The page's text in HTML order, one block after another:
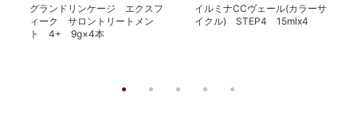
グランドリンケージ エクスフ
ィーク サロントリートメン
ト 4+ 9g×4本
イルミナCCヴェール(カラーサ
イクル) STEP4 15mlx4